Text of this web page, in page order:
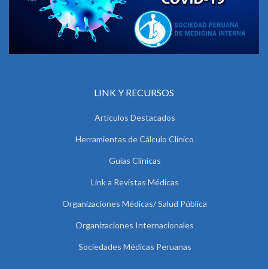
LINK Y RECURSOS
Artículos Destacados
Herramientas de Cálculo Clínico
Guías Clínicas
Link a Revistas Médicas
Organizaciones Médicas/ Salud Pública
Organizaciones Internacionales
Sociedades Médicas Peruanas